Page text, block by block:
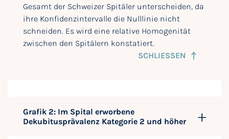
Gesamt der Schweizer Spitäler unterscheiden, da
ihre Konfidenzintervalle die Nulllinie nicht
schneiden. Es wird eine relative Homogenität
zwischen den Spitälern konstatiert.
SCHLIESSEN
Grafik 2: Im Spital erworbene
Dekubitusprävalenz Kategorie 2 und höher